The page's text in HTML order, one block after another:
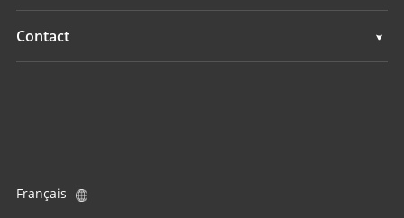
Hydrographie
Présentation
Contact
Français